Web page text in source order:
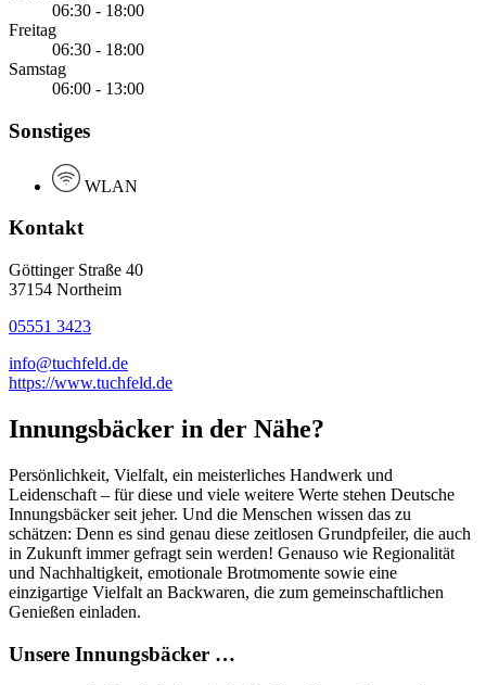
06:30 - 18:00
Freitag
06:30 - 18:00
Samstag
06:00 - 13:00
Sonstiges
WLAN
Kontakt
Göttinger Straße 40
37154 Northeim
05551 3423
info@tuchfeld.de
https://www.tuchfeld.de
Innungsbäcker in der Nähe?
Persönlichkeit, Vielfalt, ein meisterliches Handwerk und
Leidenschaft – für diese und viele weitere Werte stehen Deutsche
Innungsbäcker seit jeher. Und die Menschen wissen das zu
schätzen: Denn es sind genau diese zeitlosen Grundpfeiler, die auch
in Zukunft immer gefragt sein werden! Genauso wie Regionalität
und Nachhaltigkeit, emotionale Brotmomente sowie eine
einzigartige Vielfalt an Backwaren, die zum gemeinschaftlichen
Genießen einladen.
Unsere Innungsbäcker …